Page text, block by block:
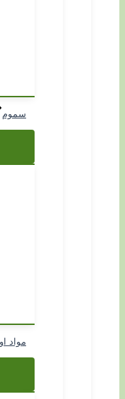
سموم
مواد